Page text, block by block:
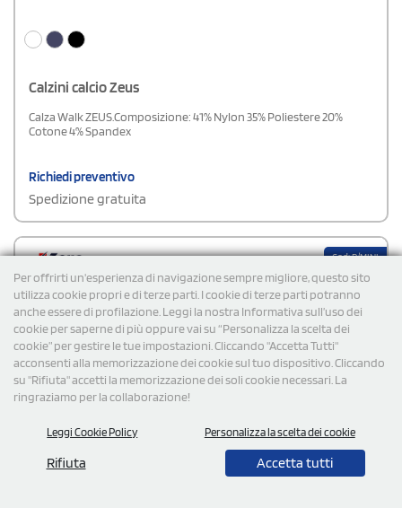
Per offrirti un'esperienza di navigazione sempre migliore, questo sito
utilizza cookie propri e di terze parti. I cookie di terze parti potranno
anche essere di profilazione. Leggi la nostra Informativa sull’uso dei
cookie per saperne di più oppure vai su “Personalizza la scelta dei
cookie” per gestire le tue impostazioni. Cliccando "Accetta Tutti"
acconsenti alla memorizzazione dei cookie sul tuo dispositivo. Cliccando
su "Rifiuta" accetti la memorizzazione dei soli cookie necessari. La
ringraziamo per la collaborazione!
Leggi Cookie Policy Personalizza la scelta dei cookie
Rifiuta Accetta tutti
Calzini calcio Zeus
Calza Walk ZEUS.Composizione: 41% Nylon 35% Poliestere 20%
Cotone 4% Spandex
Richiedi preventivo
Spedizione gratuita
Cod: P/MINI